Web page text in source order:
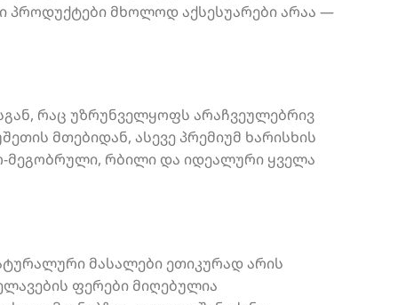
პროდუქტები მხოლოდ აქსესუარები არაა —
რაც უზრუნველყოფს არაჩვეულებრივ
მთებიდან, ასევე პრემიუმ ხარისხის
რბილი და იდეალური ყველა
მასალები ეთიკურად არის
ფერები მიღებულია